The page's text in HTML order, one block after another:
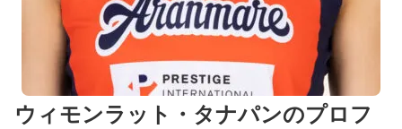
ウィモンラット・タナパンのプロフ